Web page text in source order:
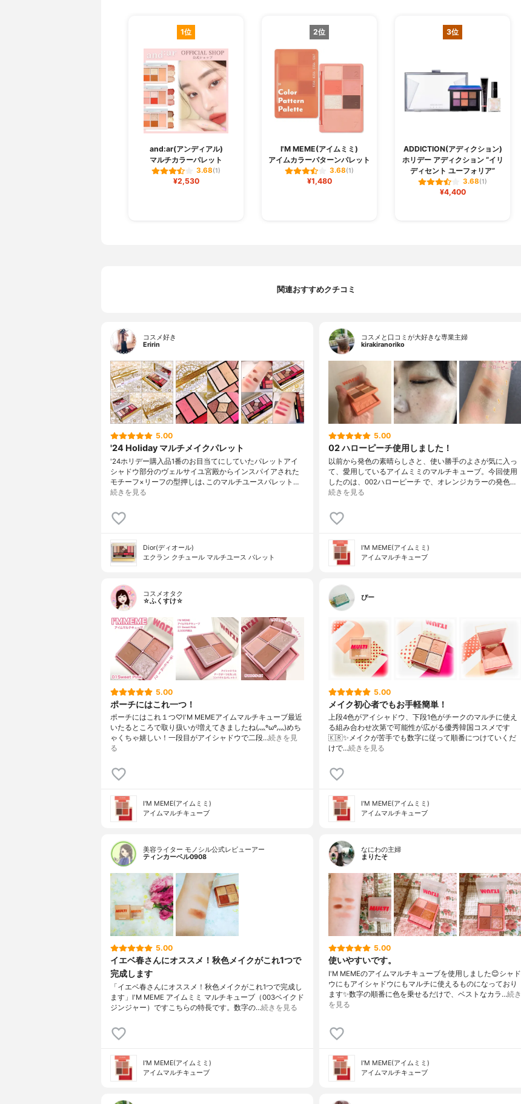
1位
and:ar(アンディアル)
マルチカラーパレット
3.68(1)
¥2,530
2位
I'M MEME(アイムミミ)
アイムカラーパターンパレット
3.68(1)
¥1,480
3位
ADDICTION(アディクション)
ホリデー アディクション “イリ
ディセント ユーフォリア”
3.68(1)
¥4,400
関連おすすめクチコミ
コスメ好き
Eririn
5.00
'24 Holiday マルチメイクパレット
'24ホリデー購入品1番のお目当てにしていたパレットアイ
シャドウ部分のヴェルサイユ宮殿からインスパイアされた
モチーフ×リーフの型押しは､このマルチユースパレット…
続きを見る
Dior(ディオール)
エクラン クチュール マルチユース パレット
コスメと口コミが大好きな専業主婦
kirakiranoriko
5.00
02 ハローピーチ使用しました！
以前から発色の素晴らしさと、使い勝手のよさが気に入っ
て、愛用しているアイムミミのマルチキューブ。今回使用
したのは、002ハローピーチ で、オレンジカラーの発色…
続きを見る
I'M MEME(アイムミミ)
アイムマルチキューブ
コスメオタク
☆ふくすけ☆
5.00
ポーチにはこれ一つ！
ポーチにはこれ１つ♡I'M MEMEアイムマルチキューブ最近
いたるところで取り扱いが増えてきましたね(灬ºωº灬)めち
ゃくちゃ嬉しい！一段目がアイシャドウで二段…続きを見
る
I'M MEME(アイムミミ)
アイムマルチキューブ
ぴー
5.00
メイク初心者でもお手軽簡単！
上段4色がアイシャドウ、下段1色がチークのマルチに使え
る組み合わせ次第で可能性が広がる優秀韓国コスメです
🇰🇷✨メイクが苦手でも数字に従って順番につけていくだ
けで…続きを見る
I'M MEME(アイムミミ)
アイムマルチキューブ
美容ライター モノシル公式レビューアー
ティンカーベル0908
5.00
イエベ春さんにオススメ！秋色メイクがこれ1つで
完成します
「イエベ春さんにオススメ！秋色メイクがこれ1つで完成し
ます」I'M MEME アイムミミ マルチキューブ（003ベイクド
ジンジャー）ですこちらの特長です。数字の…続きを見る
I'M MEME(アイムミミ)
アイムマルチキューブ
なにわの主婦
まりたそ
5.00
使いやすいです。
I'M MEMEのアイムマルチキューブを使用しました😊シャド
ウにもアイシャドウにもマルチに使えるものになっており
ます✨数字の順番に色を乗せるだけで、ベストなカラ…続き
を見る
I'M MEME(アイムミミ)
アイムマルチキューブ